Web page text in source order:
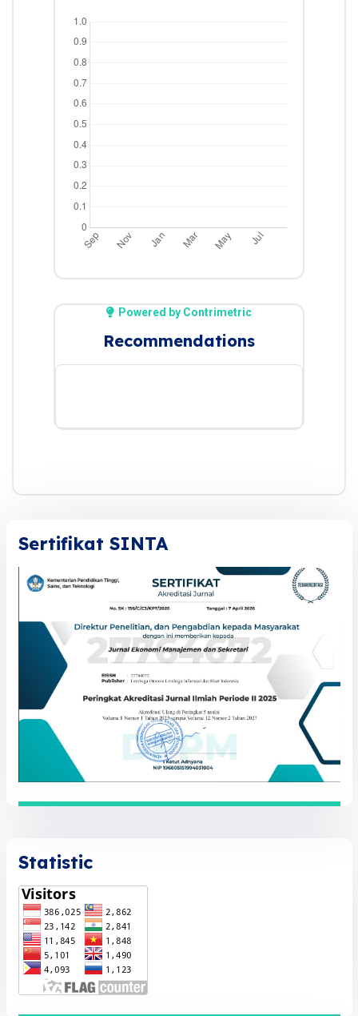
Powered by Contrimetric
Recommendations
Sertifikat SINTA
Statistic